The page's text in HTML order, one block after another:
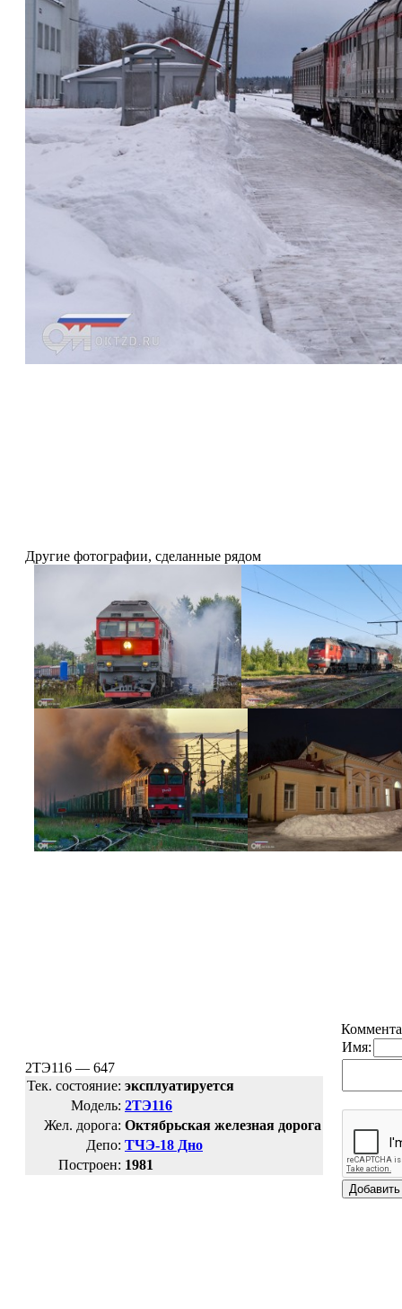
Другие фотографии, сделанные рядом
2ТЭ116 — 647
Тек. состояние: эксплуатируется
Модель: 2ТЭ116
Жел. дорога: Октябрьская железная дорога
Депо: ТЧЭ-18 Дно
Построен: 1981
Имя: